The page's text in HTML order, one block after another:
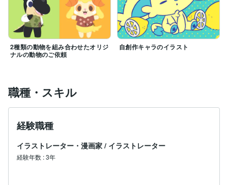
2種類の動物を組み合わせたオリジ
ナルの動物のご依頼
自創作キャラのイラスト
職種・スキル
経験職種
イラストレーター・漫画家 / イラストレーター
経験年数 :3年